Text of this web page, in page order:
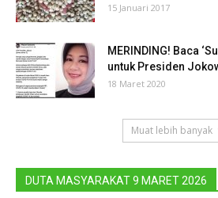
15 Januari 2017
MERINDING! Baca
untuk Presiden
18 Maret 2020
Muat lebih banyak
DUTA MASYARAKAT 9 MARET 2026